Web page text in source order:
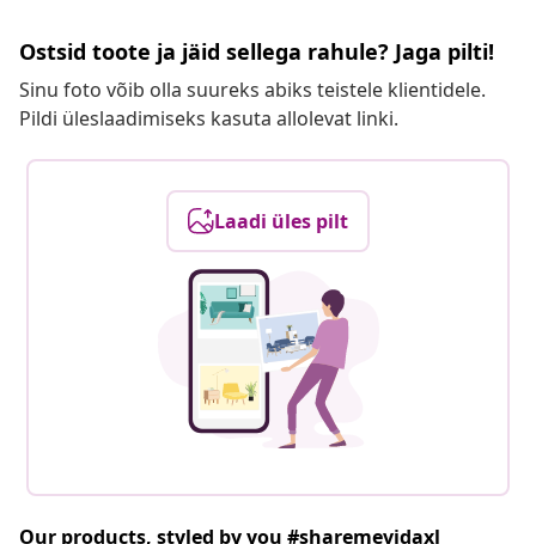
Ostsid toote ja jäid sellega rahule? Jaga pilti!
Sinu foto võib olla suureks abiks teistele klientidele.
Pildi üleslaadimiseks kasuta allolevat linki.
Laadi üles pilt
Our products, styled by you #sharemevidaxl